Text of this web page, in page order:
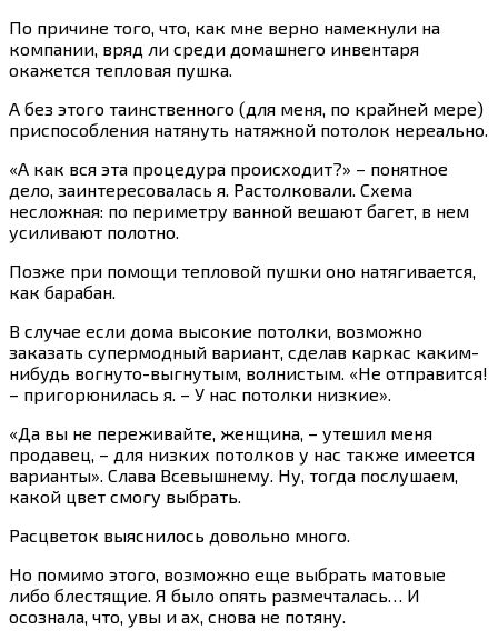
По причине того, что, как мне верно намекнули на
компании, вряд ли среди домашнего инвентаря
окажется тепловая пушка.
А без этого таинственного (для меня, по крайней мере)
приспособления натянуть натяжной потолок нереально.
«А как вся эта процедура происходит?» – понятное
дело, заинтересовалась я. Растолковали. Схема
несложная: по периметру ванной вешают багет, в нем
усиливают полотно.
Позже при помощи тепловой пушки оно натягивается,
как барабан.
В случае если дома высокие потолки, возможно
заказать супермодный вариант, сделав каркас каким-
нибудь вогнуто-выгнутым, волнистым. «Не отправится!
– пригорюнилась я. – У нас потолки низкие».
«Да вы не переживайте, женщина, – утешил меня
продавец, – для низких потолков у нас также имеется
варианты». Слава Всевышнему. Ну, тогда послушаем,
какой цвет смогу выбрать.
Расцветок выяснилось довольно много.
Но помимо этого, возможно еще выбрать матовые
либо блестящие. Я было опять размечталась… И
осознала, что, увы и ах, снова не потяну.